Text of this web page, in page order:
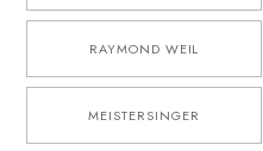
RAYMOND WEIL
MEISTERSINGER